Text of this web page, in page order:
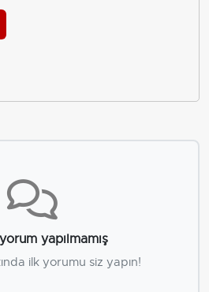
yapılmamış
ilk yorumu siz yapın!